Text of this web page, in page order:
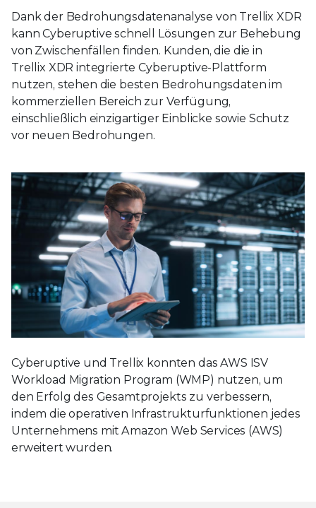
Dank der Bedrohungsdatenanalyse von Trellix XDR
kann Cyberuptive schnell Lösungen zur Behebung
von Zwischenfällen finden. Kunden, die die in
Trellix XDR integrierte Cyberuptive-Plattform
nutzen, stehen die besten Bedrohungsdaten im
kommerziellen Bereich zur Verfügung,
einschließlich einzigartiger Einblicke sowie Schutz
vor neuen Bedrohungen.
Cyberuptive und Trellix konnten das AWS ISV
Workload Migration Program (WMP) nutzen, um
den Erfolg des Gesamtprojekts zu verbessern,
indem die operativen Infrastrukturfunktionen jedes
Unternehmens mit Amazon Web Services (AWS)
erweitert wurden.